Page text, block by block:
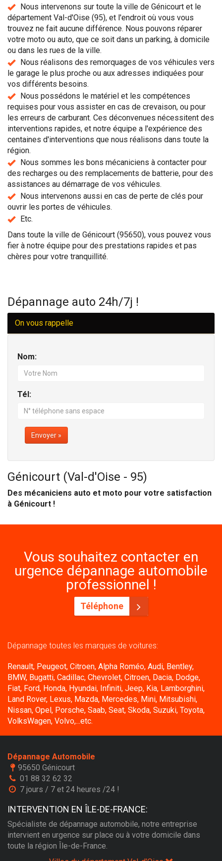
Nous intervenons sur toute la ville de Génicourt et le
département Val-d'Oise (95), et l'endroit où vous vous
trouvez ne fait aucune différence. Nous pouvons réparer
votre moto ou auto, que ce soit dans un parking, à domicile
ou dans les rues de la ville.
Nous réalisons des remorquages de vos véhicules vers
le garage le plus proche ou aux adresses indiquées pour
vos différents besoins.
Nous possédons le matériel et les compétences
requises pour vous assister en cas de crevaison, ou pour
les erreurs de carburant. Ces déconvenues nécessitent des
interventions rapides, et notre équipe a l'expérience des
centaines d'interventions que nous réalisons dans toute la
région.
Nous sommes les bons mécaniciens à contacter pour
des recharges ou des remplacements de batterie, pour des
assistances au démarrage de vos véhicules.
Nous intervenons aussi en cas de perte de clés pour
ouvrir les portes de véhicules.
Etc.
Dans toute la ville de Génicourt (95650), vous pouvez vous
fier à notre équipe pour des prestations rapides et pas
chères pour votre tranquillité.
Dépannage auto 24h/7j !
On vous rappelle
Nom:
Tél:
Envoyer »
Génicourt (Val-d'Oise - 95)
Des mécaniciens auto et moto pour votre satisfaction
à Génicourt !
Vous souhaitez contacter en
urgence dépannage automobile
professionnel !
Téléphone
Dépannage toutes les marques de voitures:
Renault, Peugeot, Citroen, Alpha Roméo, Audi, Bentley,
BMW, Bugatti, Cadillac, Chevrolet, Citroen, Dacia, Dodge,
Fiat, Ford, Honda, Hyundai, Infiniti, Jeep, Kia, Lamborghini,
Land Rover, Lexus, Mazda, Mercedes, Mini, Mitsubishi,
Nissan, Opel, Porsche, Saab, Seat, Skoda, Suzuki, Toyota,
VolksWagen, Volvo,...etc.
Dépannage Automobile
95650 Génicourt
01 88 32 62 32
7 jours / 7 et 24 heures /24 !
INTERVENTION EN ÎLE-DE-FRANCE:
Spécialiste de dépannage automobile, notre entreprise
intervient en urgence sur place ou à votre domicile dans
toute la région Île-de-France.